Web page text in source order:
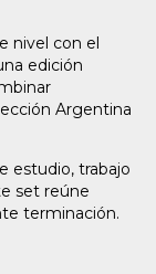
nivel con el
edición
Argentina
estudio, trabajo
set reúne
terminación.